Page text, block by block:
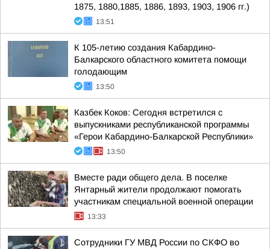
1875, 1880,1885, 1886, 1893, 1903, 1906 гг.)
13:51
К 105-летию создания Кабардино-
Балкарского областного комитета помощи
голодающим
13:50
Казбек Коков: Сегодня встретился с
выпускниками республиканской программы
«Герои Кабардино-Балкарской Республики»
13:50
Вместе ради общего дела. В поселке
Янтарный жители продолжают помогать
участникам специальной военной операции
13:33
Сотрудники ГУ МВД России по СКФО во